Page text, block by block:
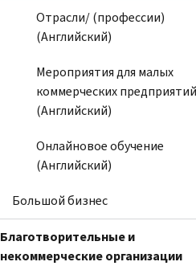
Отрасли/ (профессии)
(Английский)
Мероприятия для малых
коммерческих предприятий
(Английский)
Онлайновое обучение
(Английский)
Большой бизнес
Благотворительные и
некоммерческие организации